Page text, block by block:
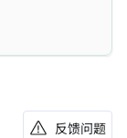
反馈问题